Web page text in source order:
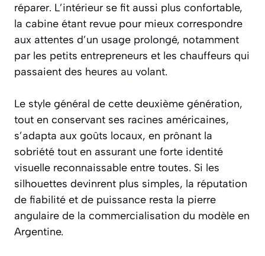
réparer. L’intérieur se fit aussi plus confortable,
la cabine étant revue pour mieux correspondre
aux attentes d’un usage prolongé, notamment
par les petits entrepreneurs et les chauffeurs qui
passaient des heures au volant.
Le style général de cette deuxième génération,
tout en conservant ses racines américaines,
s’adapta aux goûts locaux, en prônant la
sobriété tout en assurant une forte identité
visuelle reconnaissable entre toutes. Si les
silhouettes devinrent plus simples, la réputation
de fiabilité et de puissance resta la pierre
angulaire de la commercialisation du modèle en
Argentine.